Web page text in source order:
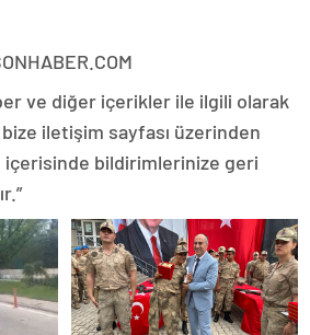
ve diğer içerikler ile ilgili olarak
iletişim sayfası üzerinden
içerisinde bildirimlerinize geri